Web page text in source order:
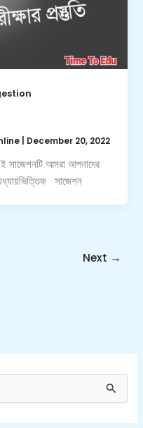
December 20, 2022
সাজেশনটি আমরা আপনাদের
সাজেশন
Next →